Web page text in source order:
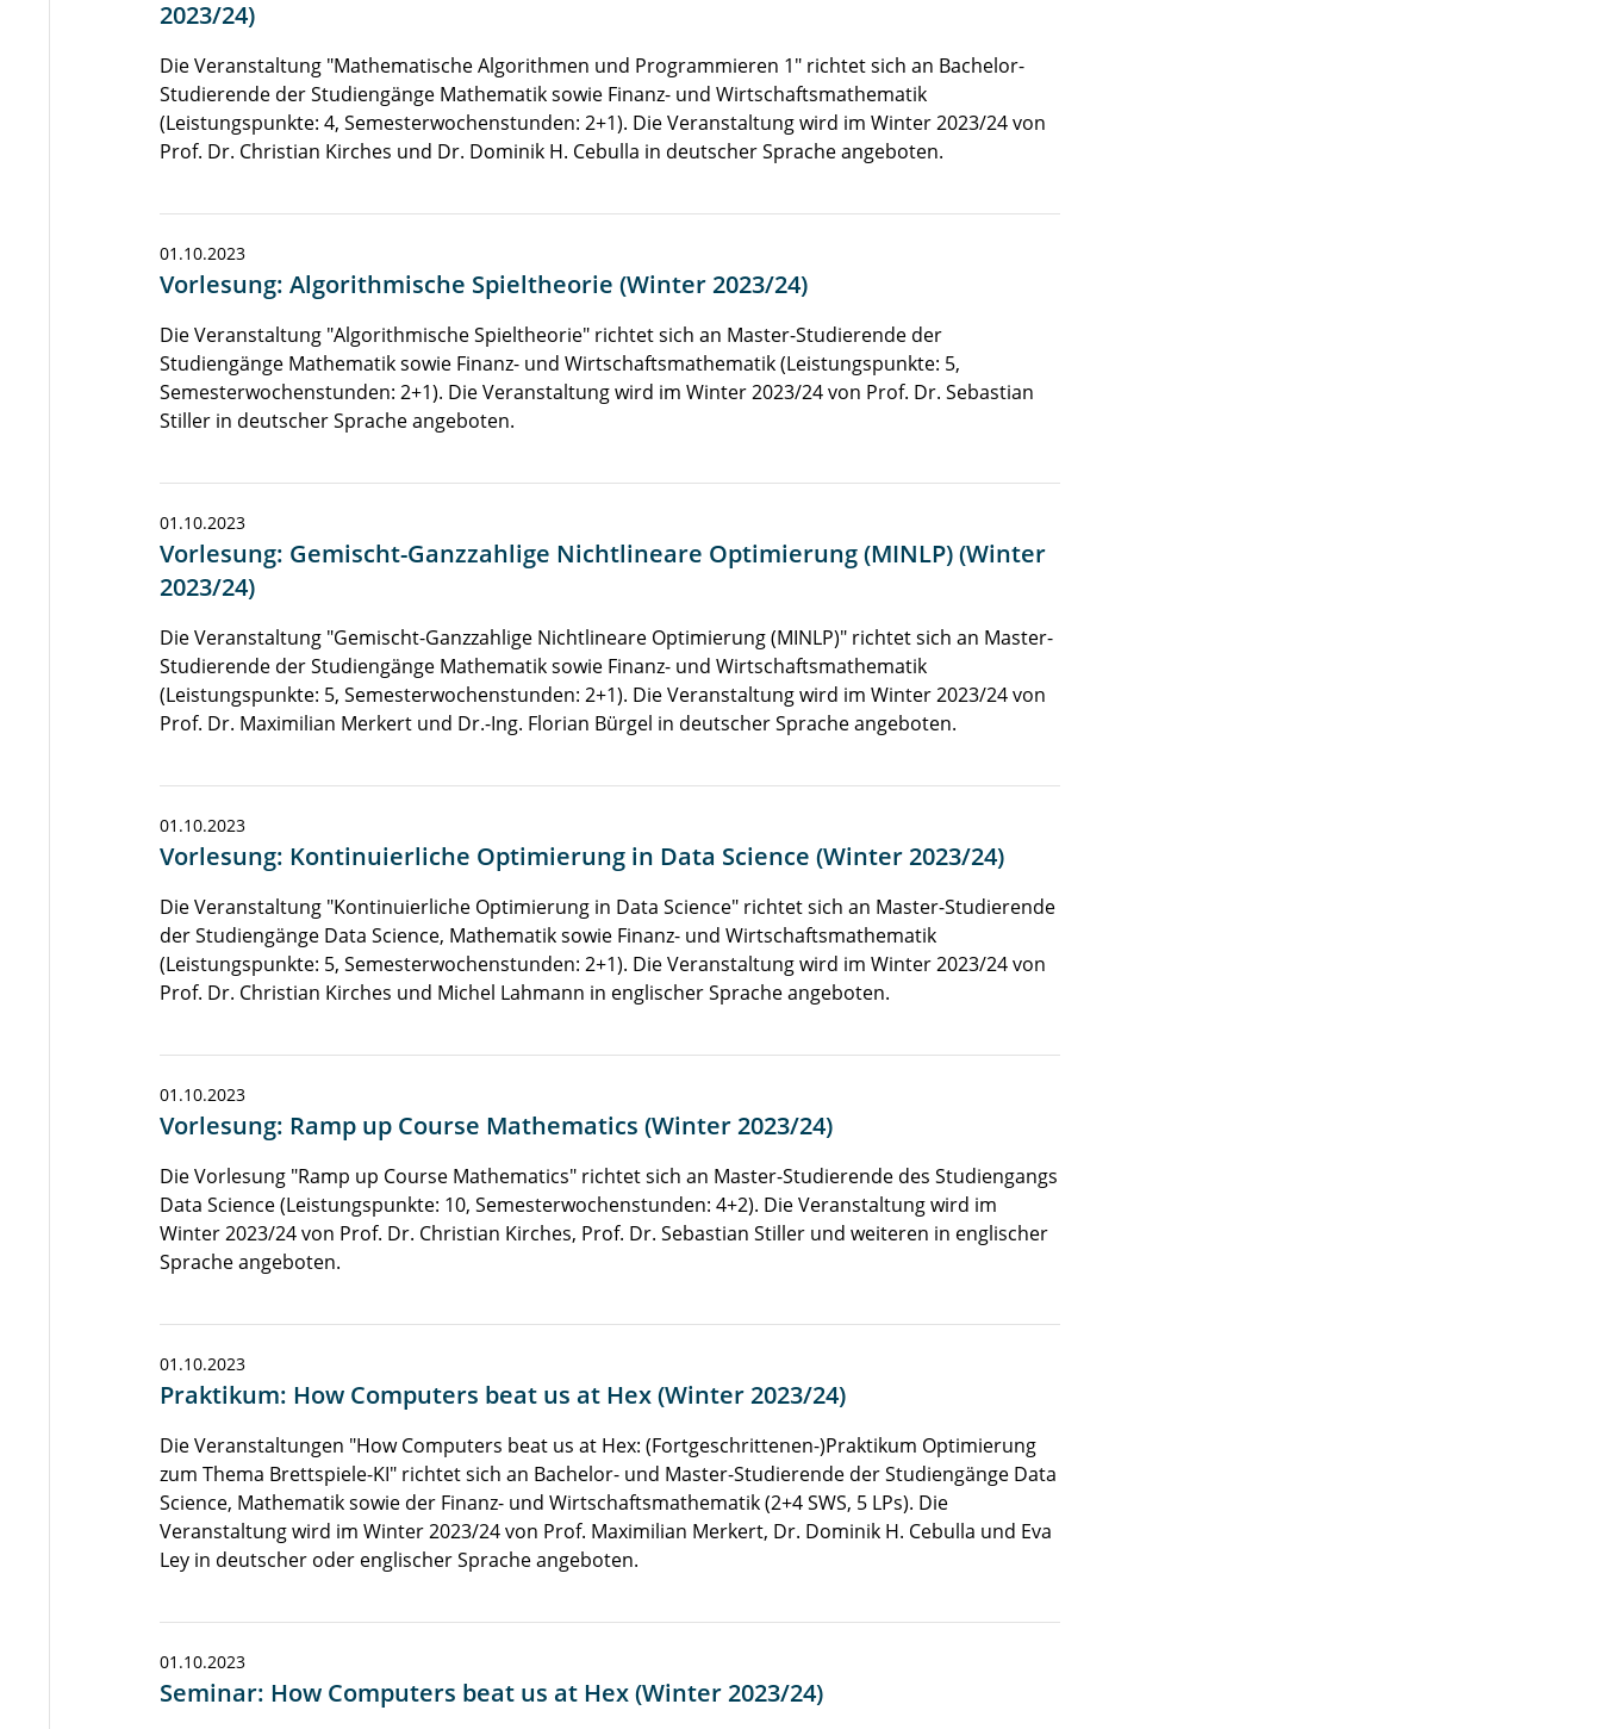
2023/24)
Die Veranstaltung "Mathematische Algorithmen und Programmieren 1" richtet sich an Bachelor-
Studierende der Studiengänge Mathematik sowie Finanz- und Wirtschaftsmathematik
(Leistungspunkte: 4, Semesterwochenstunden: 2+1). Die Veranstaltung wird im Winter 2023/24 von
Prof. Dr. Christian Kirches und Dr. Dominik H. Cebulla in deutscher Sprache angeboten.
01.10.2023
Vorlesung: Algorithmische Spieltheorie (Winter 2023/24)
Die Veranstaltung "Algorithmische Spieltheorie" richtet sich an Master-Studierende der
Studiengänge Mathematik sowie Finanz- und Wirtschaftsmathematik (Leistungspunkte: 5,
Semesterwochenstunden: 2+1). Die Veranstaltung wird im Winter 2023/24 von Prof. Dr. Sebastian
Stiller in deutscher Sprache angeboten.
01.10.2023
Vorlesung: Gemischt-Ganzzahlige Nichtlineare Optimierung (MINLP) (Winter
2023/24)
Die Veranstaltung "Gemischt-Ganzzahlige Nichtlineare Optimierung (MINLP)" richtet sich an Master-
Studierende der Studiengänge Mathematik sowie Finanz- und Wirtschaftsmathematik
(Leistungspunkte: 5, Semesterwochenstunden: 2+1). Die Veranstaltung wird im Winter 2023/24 von
Prof. Dr. Maximilian Merkert und Dr.-Ing. Florian Bürgel in deutscher Sprache angeboten.
01.10.2023
Vorlesung: Kontinuierliche Optimierung in Data Science (Winter 2023/24)
Die Veranstaltung "Kontinuierliche Optimierung in Data Science" richtet sich an Master-Studierende
der Studiengänge Data Science, Mathematik sowie Finanz- und Wirtschaftsmathematik
(Leistungspunkte: 5, Semesterwochenstunden: 2+1). Die Veranstaltung wird im Winter 2023/24 von
Prof. Dr. Christian Kirches und Michel Lahmann in englischer Sprache angeboten.
01.10.2023
Vorlesung: Ramp up Course Mathematics (Winter 2023/24)
Die Vorlesung "Ramp up Course Mathematics" richtet sich an Master-Studierende des Studiengangs
Data Science (Leistungspunkte: 10, Semesterwochenstunden: 4+2). Die Veranstaltung wird im
Winter 2023/24 von Prof. Dr. Christian Kirches, Prof. Dr. Sebastian Stiller und weiteren in englischer
Sprache angeboten.
01.10.2023
Praktikum: How Computers beat us at Hex (Winter 2023/24)
Die Veranstaltungen "How Computers beat us at Hex: (Fortgeschrittenen-)Praktikum Optimierung
zum Thema Brettspiele-KI" richtet sich an Bachelor- und Master-Studierende der Studiengänge Data
Science, Mathematik sowie der Finanz- und Wirtschaftsmathematik (2+4 SWS, 5 LPs). Die
Veranstaltung wird im Winter 2023/24 von Prof. Maximilian Merkert, Dr. Dominik H. Cebulla und Eva
Ley in deutscher oder englischer Sprache angeboten.
01.10.2023
Seminar: How Computers beat us at Hex (Winter 2023/24)